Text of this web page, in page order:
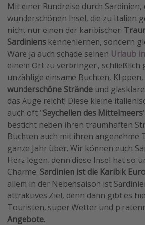
Rundreisen in Thailand
Bahnreisen in der Schweiz
Reisepassfreie Reiseziele
Travel Know How
Silvesterreisen
Last Minute Urlaub Mallorca
Last Minute Urlaub Deutschland
Mit einer Rundreise durch Sardinien,
wunderschönen Insel, die zu Italien
nicht nur einen der karibischen
Sardiniens kennenlernen, sondern
Wäre ja auch schade seinen Urlaub
einem Ort zu verbringen, schließlich
unzählige einsame Buchten,
wunderschöne Strände und
das Auge reicht! Diese kleine
auch oft "Seychellen des Mittelmeers
besticht neben ihren traumhaften
Buchten auch mit ihren angenehme
ganze Jahr über. Wir können euch
Herz legen, denn diese Insel hat so
Charme. Sardinien ist die Karibik
allem in der Nebensaison ist
attraktives Ziel, denn dann gibt es
Touristen, super Wetter und
Angebote.